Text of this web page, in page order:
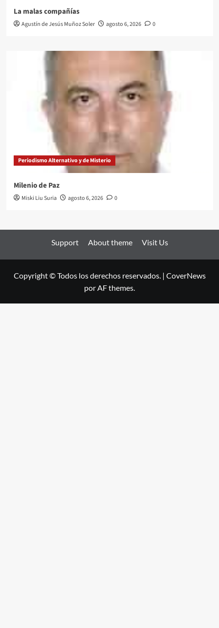
La malas compañías
Agustín de Jesús Muñoz Soler agosto 6, 2026 0
Periodismo Alternativo y de Misterio
Milenio de Paz
Miski Liu Suria agosto 6, 2026 0
Support About theme Visit Us
Copyright © Todos los derechos reservados. | CoverNews
por AF themes.